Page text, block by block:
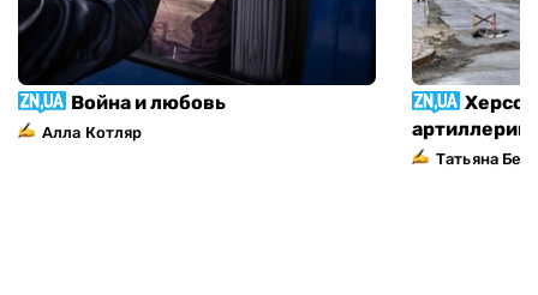
Война и любовь
Алла Котляр
Татьяна